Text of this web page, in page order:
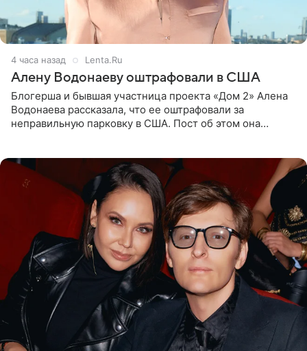
4 часа назад Lenta.Ru
Алену Водонаеву оштрафовали в США
Блогерша и бывшая участница проекта «Дом 2» Алена
Водонаева рассказала, что ее оштрафовали за
неправильную парковку в США. Пост об этом она